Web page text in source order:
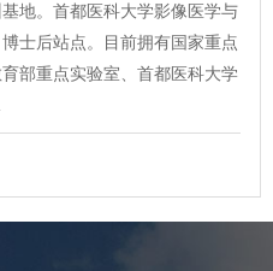
地。首都医科大学影像医学与
士后站点。目前拥有国家重点
部重点实验室、首都医科大学